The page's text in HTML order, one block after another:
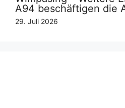
A94 beschäftigen die
29. Juli 2026